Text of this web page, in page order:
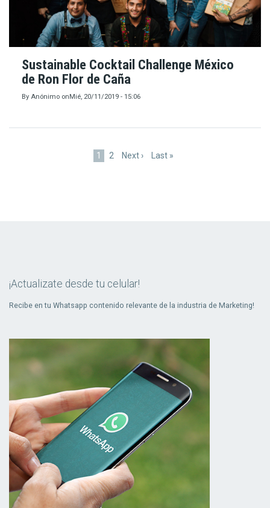
Sustainable Cocktail Challenge México
de Ron Flor de Caña
By Anónimo onMié, 20/11/2019 - 15:06
Página
1 Page
2
Siguiente
Next ›
Última
Last »
¡Actualizate desde tu celular!
Recibe en tu Whatsapp contenido relevante de la industria de Marketing!